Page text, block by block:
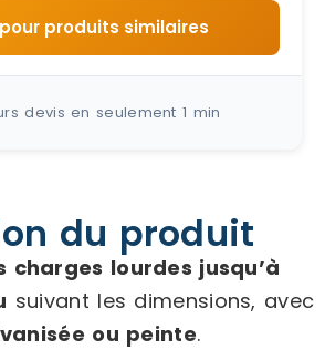
produits similaires
devis en seulement 1 min
du produit
charges lourdes jusqu’à
suivant les dimensions, avec
ou peinte.